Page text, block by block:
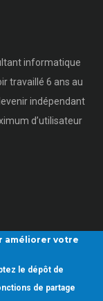
informatique
travaillé 6 ans au
indépendant
d’utilisateur
améliorer votre
le dépôt de
de partage